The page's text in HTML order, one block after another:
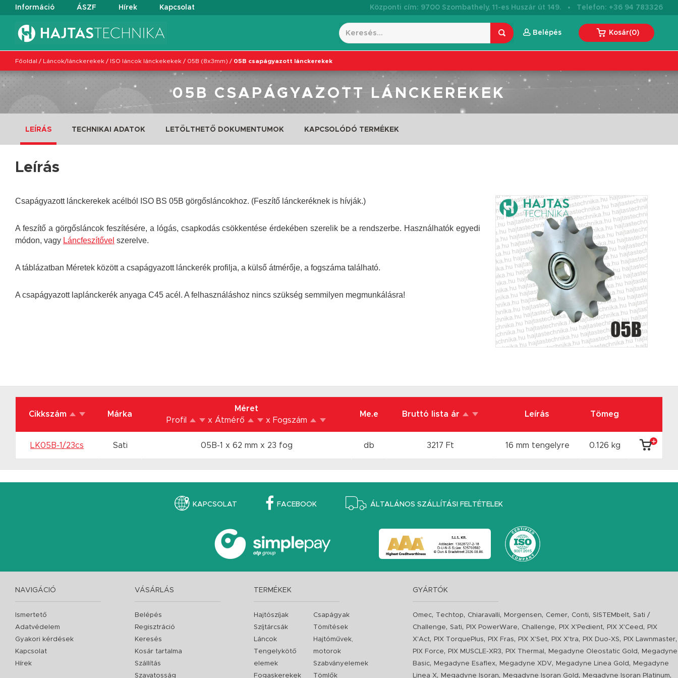
Információ ÁSZF Hírek Kapcsolat Központi cím: 9700 Szombathely, 11-es Huszár út 149. · Telefon: +36 94 783326
Belépés Kosár(0)
Főoldal / Láncok/lánckerekek / ISO láncok lánckekekek / 05B (8x3mm) / 05B csapágyazott lánckerekek
05B CSAPÁGYAZOTT LÁNCKEREKEK
LEÍRÁS TECHNIKAI ADATOK LETÖLTHETŐ DOKUMENTUMOK KAPCSOLÓDÓ TERMÉKEK
Leírás
Csapágyazott lánckerekek acélból ISO BS 05B görgősláncokhoz. (Feszítő lánckeréknek is hívják.)
A feszítő a görgősláncok feszítésére, a lógás, csapkodás csökkentése érdekében szerelik be a rendszerbe. Használhatók egyedi
módon, vagy Láncfeszítővel szerelve.
A táblázatban Méretek között a csapágyazott lánckerék profilja, a külső átmérője, a fogszáma található.
A csapágyazott laplánckerék anyaga C45 acél. A felhasználáshoz nincs szükség semmilyen megmunkálásra!
Cikkszám Márka
Méret
Profil
x Átmérő x Fogszám
Me.e Bruttó lista ár Leírás Tömeg
LK05B-1/23cs Sati 05B-1 x 62 mm x 23 fog db 3217 Ft 16 mm tengelyre 0.126 kg
KAPCSOLAT FACEBOOK ÁLTALÁNOS SZÁLLÍTÁSI FELTÉTELEK
NAVIGÁCIÓ
Ismertető
Adatvédelem
Gyakori kérdések
Kapcsolat
Hírek
VÁSÁRLÁS
Belépés
Regisztráció
Keresés
Kosár tartalma
Szállítás
Szavatosság
TERMÉKEK
Hajtószíjak
Szíjtárcsák
Láncok
Tengelykötő
elemek
Fogaskerekek
Csapágyak
Tömítések
Hajtóművek,
motorok
Szabványelemek
Tömlők
GYÁRTÓK
Omec, Techtop, Chiaravalli, Morgensen, Cemer, Conti,SISTEMbelt,Sati /
Challenge,Sati, PIX PowerWare, Challenge, PIX X'Pedient, PIX X'Ceed ,
PIX
X'Act, PIX TorquePlus, PIX Fras, PIX X'Set, PIX X'tra, PIX Duo-XS, PIX Lawnmaster,
PIX Force, PIX MUSCLE-XR3, PIX Thermal , Megadyne Oleostatic Gold ,
Megadyne
Basic, Megadyne Esaflex, Megadyne XDV, Megadyne Linea Gold ,
Megadyne
Linea X, Megadyne Isoran, Megadyne Isoran Gold , Megadyne Isoran Platinum,